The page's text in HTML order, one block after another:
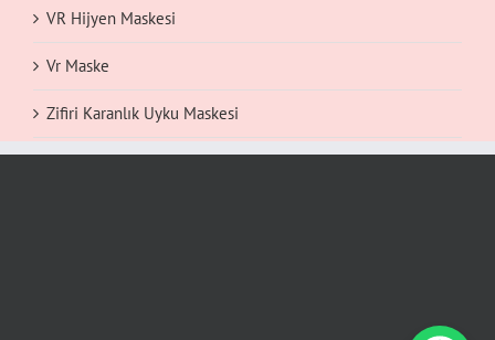
VR Hijyen Maskesi
Vr Maske
Zifiri Karanlık Uyku Maskesi